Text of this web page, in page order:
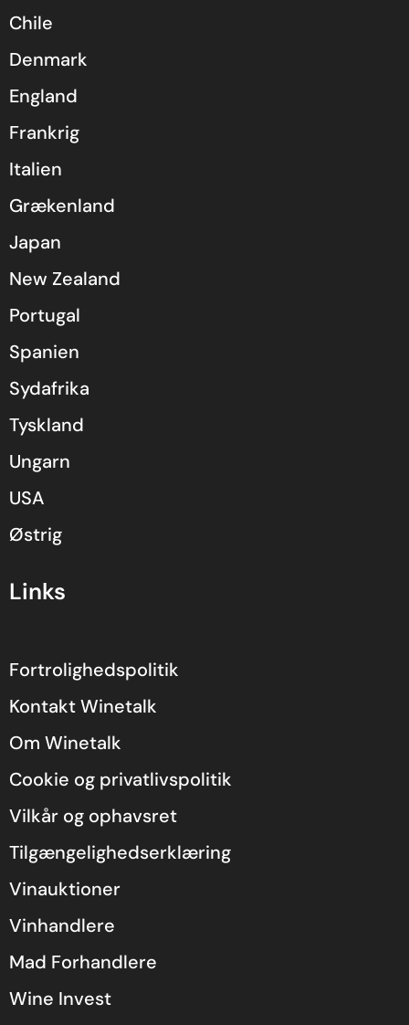
Chile
Denmark
England
Frankrig
Italien
Grækenland
Japan
New Zealand
Portugal
Spanien
Sydafrika
Tyskland
Ungarn
USA
Østrig
Links
Fortrolighedspolitik
Kontakt Winetalk
Om Winetalk
Cookie og privatlivspolitik
Vilkår og ophavsret
Tilgængelighedserklæring
Vinauktioner
Vinhandlere
Mad Forhandlere
Wine Invest